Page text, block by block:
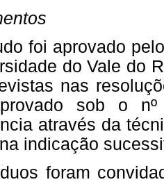
foi aprovado
do Vale do
nas
sob o
através da
indicação
foram